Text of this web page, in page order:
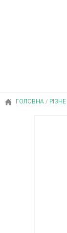
ГОЛОВНА / РІЗНЕ